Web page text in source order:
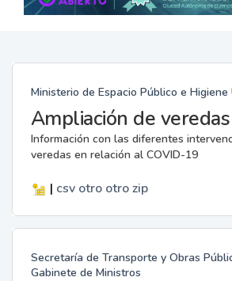
Ministerio de Espacio Público e Higiene
Ampliación de veredas
Información con las diferentes
veredas en relación al COVID-19
| csv otro otro zip
Secretaría de Transporte y Obras
Gabinete de Ministros